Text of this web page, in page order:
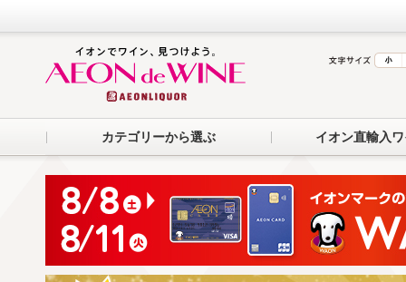
カテゴリーから選ぶ イオン直輸入